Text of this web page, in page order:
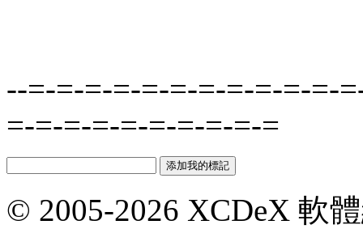
--=-=-=-=-=-=-=-=-=-=-=-
=-=-=-=-=-=-=-=-=-=
© 2005-2026 XCDeX 軟